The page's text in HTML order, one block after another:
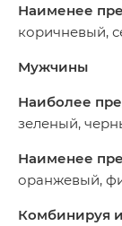
Наименее
коричневый,
Мужчины
Наиболее
зеленый,
Наименее
оранжевый,
Комбинируя